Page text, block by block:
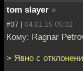
tom slayer »
#37 | 04.01.15 05:32
Кому: Ragnar
> Явно с